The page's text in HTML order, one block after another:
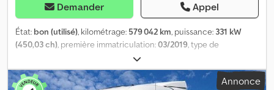
Demander Appel
État: bon (utilisé), kilométrage: 579 042 km, puissance: 331 kW
(450,03 ch), première immatriculation:03/2019, type de
, dimension des pneus:
configuration d'essieux:6x2, empattement:3 950 mm, carburant:
diesel, couleur:bleu, cabine conducteur:cabine couchette, type
Annonce